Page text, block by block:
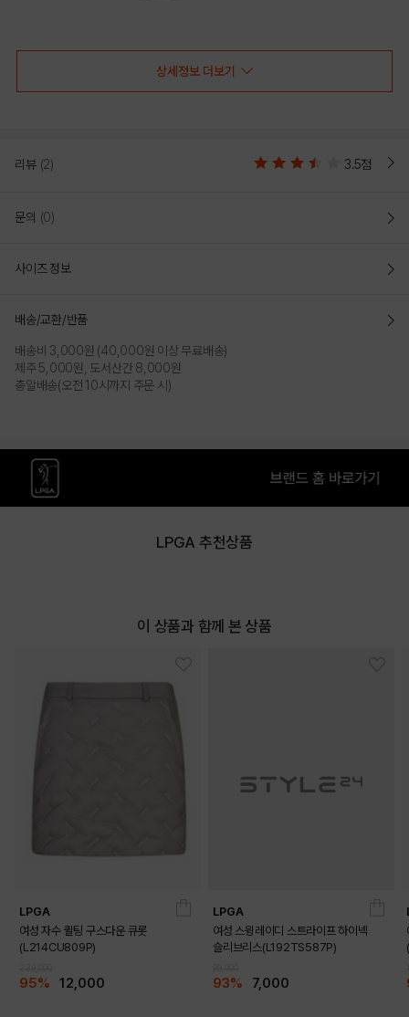
상세정보 더보기
리뷰 (2) 3.5점
문의 (0)
사이즈 정보
배송/교환/반품
배송비 3,000원 (40,000원 이상 무료배송)
제주 5,000원, 도서산간 8,000원
총알배송(오전 10시까지 주문 시)
LPGA 추천상품
이 상품과 함께 본 상품
LPGA
여성 자수 퀼팅 구스다운 큐롯
(L214CU809P)
95% 12,000
LPGA
여성 스윙레이디 스트라이프 하이넥
슬리브리스(L192TS587P)
93% 7,000